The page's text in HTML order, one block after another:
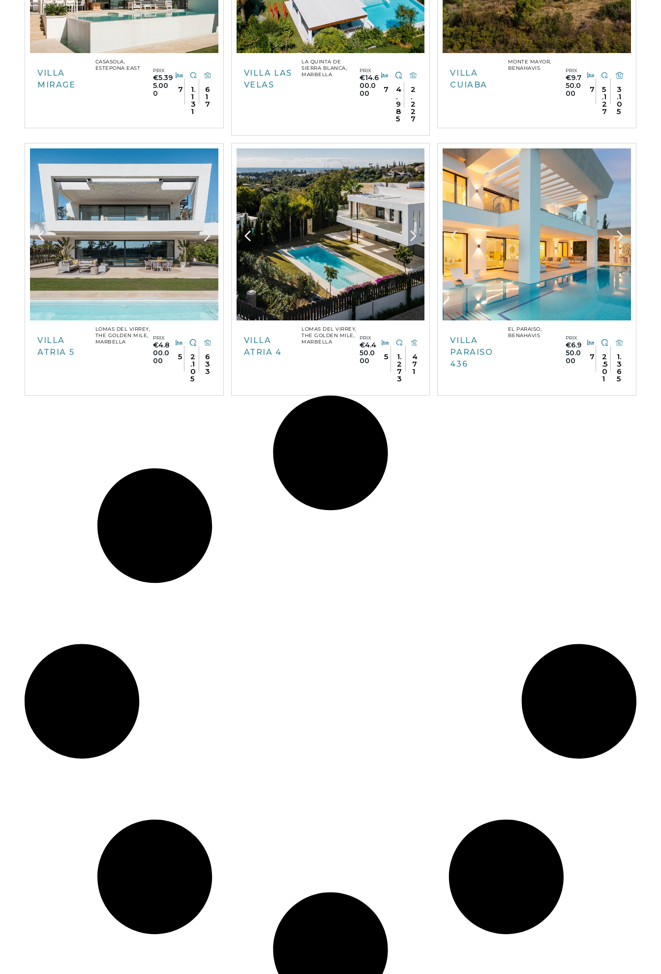
VILLA
MIRAGE
CASASOLA,
ESTEPONA EAST
PRIX
€5.39
5.00
0
7 1.
1
3
1
6
1
7
VILLA LAS
VELAS
LA QUINTA DE
SIERRA BLANCA,
MARBELLA
PRIX
€14.6
00.0
00
7 4
.
9
8
5
2
.
2
2
7
VILLA
CUIABA
MONTE MAYOR,
BENAHAVIS
PRIX
€9.7
50.0
00
7 5
.1
2
7
3
.1
0
5
VILLA
ATRIA 5
LOMAS DEL VIRREY,
THE GOLDEN MILE,
MARBELLA
PRIX
€4.8
00.0
00
5 2
.1
0
5
6
3
3
VILLA
ATRIA 4
LOMAS DEL VIRREY,
THE GOLDEN MILE,
MARBELLA
PRIX
€4.4
50.0
00
5 1.
2
7
3
4
7
1
VILLA
PARAISO
436
EL PARAISO,
BENAHAVIS
PRIX
€6.9
50.0
00
7 2
.5
0
1
1.
3
6
5